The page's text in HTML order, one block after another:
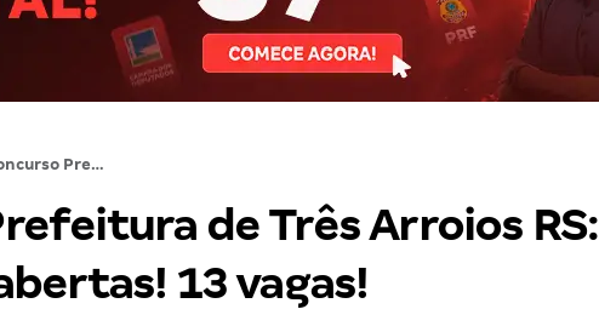
Concurso Prefeitura de Três Arroios RS: inscrições abertas! 13 vagas!
de Três Arroios RS:
13 vagas!